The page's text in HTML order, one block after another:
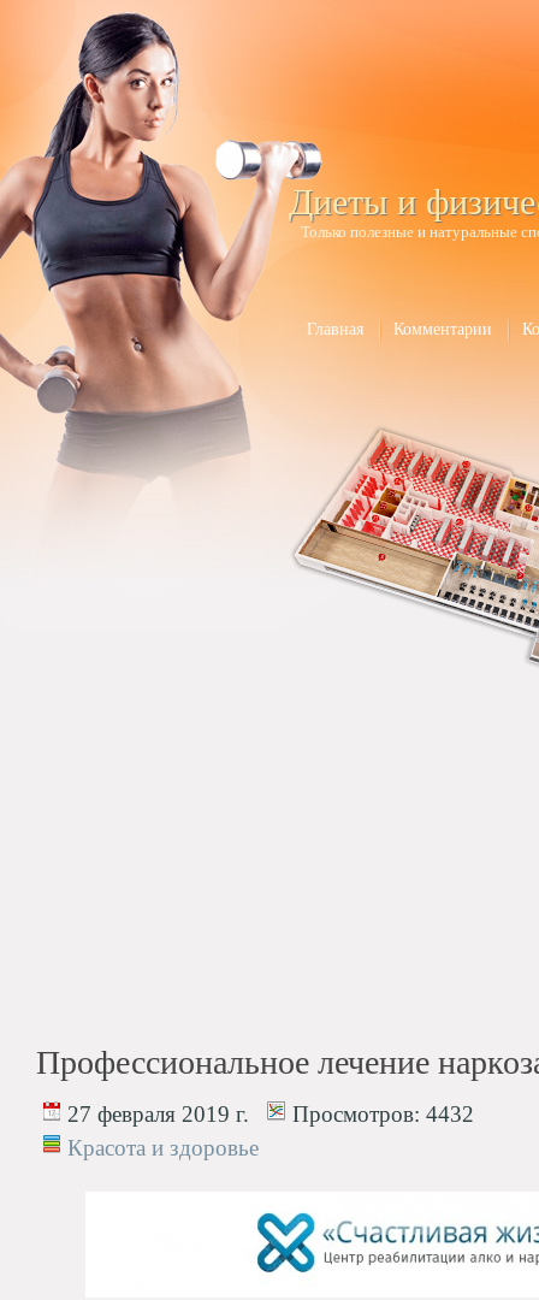
Диеты и
Только полезные и натуральные
Главная Комментарии
Профессиональное лечение
27 февраля 2019 г. Просмотров: 4432
Красота и здоровье